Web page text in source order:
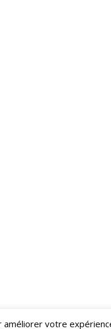
améliorer votre